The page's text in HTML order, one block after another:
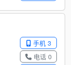
手机 3
电话 0